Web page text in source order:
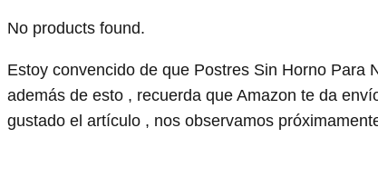
No products found.
Estoy convencido de que Postres Sin Horno Para
además de esto , recuerda que Amazon te da
gustado el artículo , nos observamos